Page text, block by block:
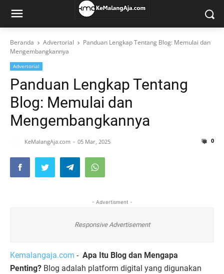
Beranda Advertorial
Panduan Lengkap Tentang Blog: Memulai dan
Mengembangkannya
Advertorial
Panduan Lengkap Tentang
Blog: Memulai dan
Mengembangkannya
KeMalangAja.com 05 Mar, 2025 0
- Advertisment -
Responsive Advertisement
Kemalangaja.com - Apa Itu Blog dan Mengapa
Penting? Blog adalah platform digital yang digunakan